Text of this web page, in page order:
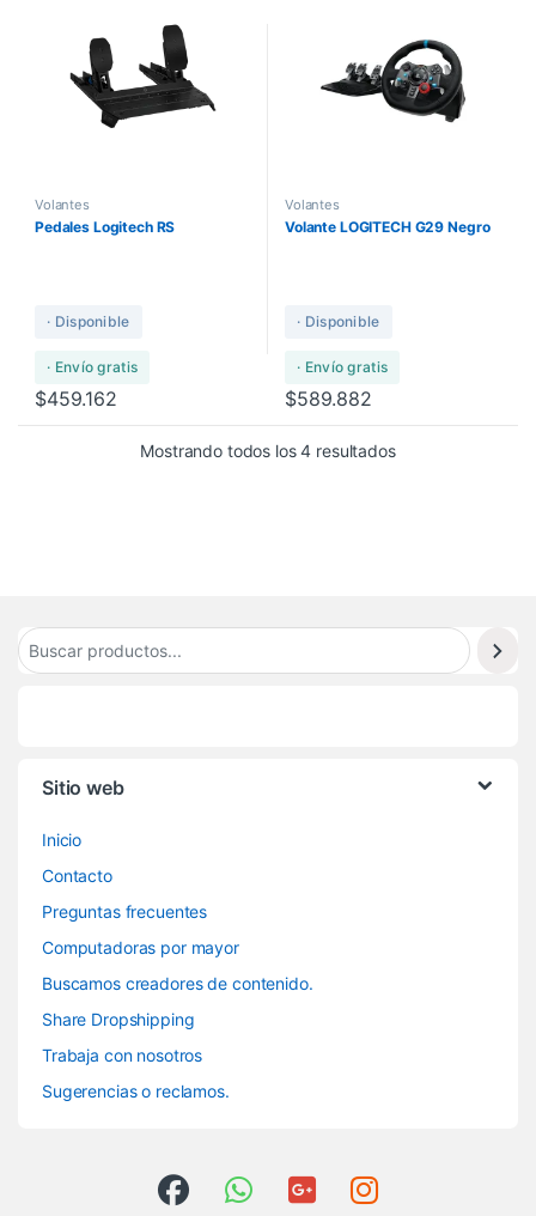
Volantes
Pedales Logitech RS
· Disponible
· Envío gratis
$459.162
Volantes
Volante LOGITECH G29 Negro
· Disponible
· Envío gratis
$589.882
Mostrando todos los 4 resultados
Sitio web
Inicio
Contacto
Preguntas frecuentes
Computadoras por mayor
Buscamos creadores de contenido.
Share Dropshipping
Trabaja con nosotros
Sugerencias o reclamos.